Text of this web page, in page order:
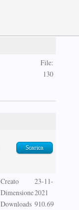
File:
130
Scarica
Creato
Dimensione
Downloads
23-11-
2021
910.69